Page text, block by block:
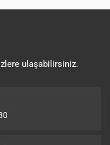
ulaşabilirsiniz.